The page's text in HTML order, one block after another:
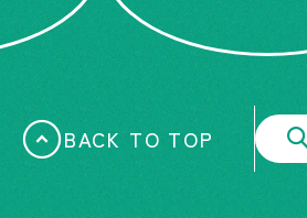
BACK TO TOP